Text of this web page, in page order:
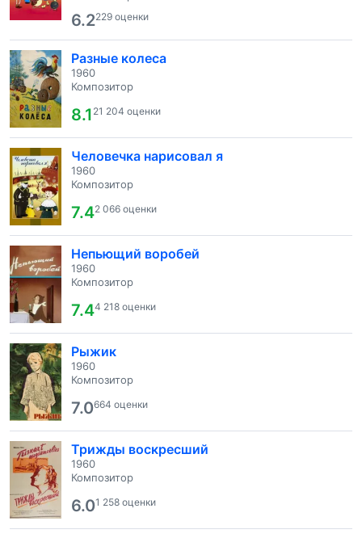
6.2229 оценки
Разные колеса
1960
Композитор
8.1 21 204 оценки
Человечка нарисовал я
1960
Композитор
7.42 066 оценки
Непьющий воробей
1960
Композитор
7.44 218 оценки
Рыжик
1960
Композитор
7.0664 оценки
Трижды воскресший
1960
Композитор
6.01 258 оценки